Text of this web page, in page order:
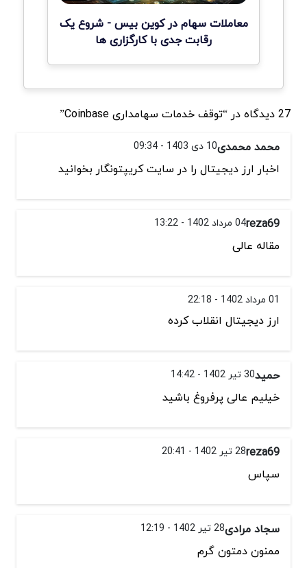
معاملات سهام در کوین بیس - شروع یک
رقابت جدی با کارگزاری ها
27 دیدگاه در “توقف خدمات سهامداری Coinbase”
محمد محمدی10 دی 1403 - 09:34
اخبار ارز دیجیتال را در سایت کریپتونگار بخوانید
reza6904 مرداد 1402 - 13:22
مقاله عالی
01 مرداد 1402 - 22:18
ارز دیجیتال انقلاب کرده
حمید30 تیر 1402 - 14:42
خیلیم عالی پرفروغ باشید
reza6928 تیر 1402 - 20:41
سپاس
سجاد مرادی28 تیر 1402 - 12:19
ممنون دمتون گرم